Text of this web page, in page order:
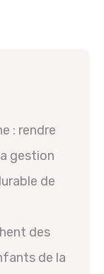
: rendre
gestion
de
des
de la